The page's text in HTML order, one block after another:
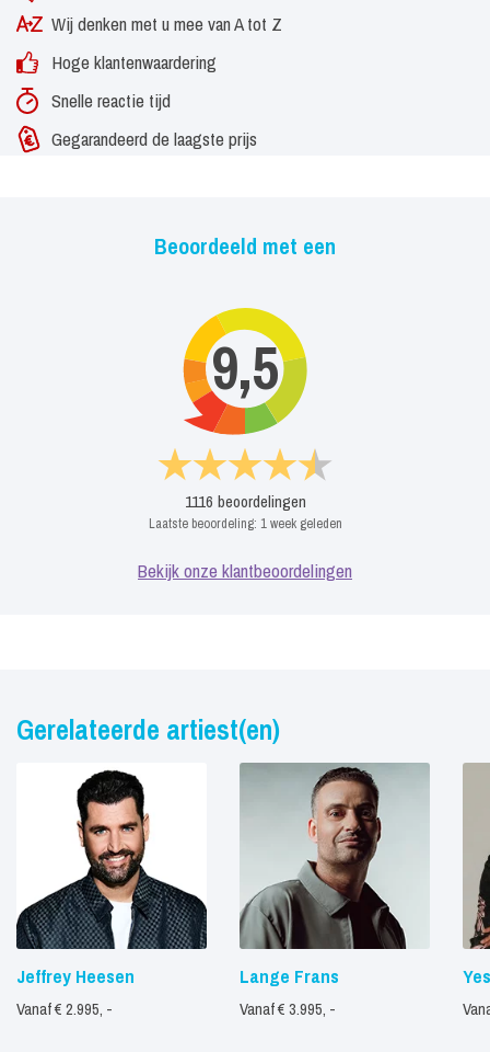
Wij denken met u mee van A tot Z
Hoge klantenwaardering
Snelle reactie tijd
Gegarandeerd de laagste prijs
Beoordeeld met een
9,5
1116 beoordelingen
Laatste beoordeling: 1 week geleden
Bekijk onze klantbeoordelingen
Gerelateerde artiest(en)
Jeffrey Heesen
Vanaf € 2.995, -
Lange Frans
Vanaf € 3.995, -